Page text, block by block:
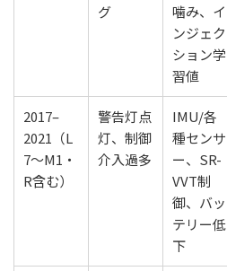
グ
噛み、イ
ンジェク
ション学
習値
2017–
2021（L
7〜M1・
R含む）
警告灯点
灯、制御
介入過多
IMU/各
種センサ
ー、SR-
VVT制
御、バッ
テリー低
下